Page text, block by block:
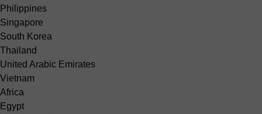
Philippines
Singapore
South Korea
Thailand
United Arabic Emirates
Vietnam
Africa
Egypt